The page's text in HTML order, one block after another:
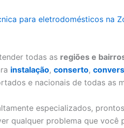
para eletrodomésticos na
todas as regiões e
instalação, conserto,
e nacionais de todas as
especializados,
qualquer problema que você